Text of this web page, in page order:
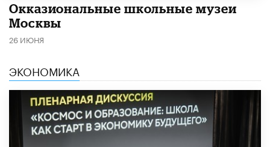
​Окказиональные школьные музеи
Москвы
26 ИЮНЯ
ЭКОНОМИКА